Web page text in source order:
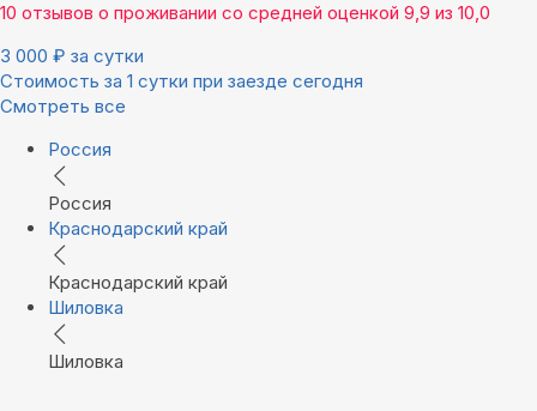
10 отзывов о проживании со средней оценкой 9,9 из 10,0
3 000 ₽ за сутки
Стоимость за 1 сутки при заезде сегодня
Смотреть все
Россия
Россия
Краснодарский край
Краснодарский край
Шиловка
Шиловка